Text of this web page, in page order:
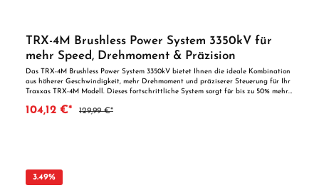
TRX-4M Brushless Power System 3350kV für
mehr Speed, Drehmoment & Präzision
Das TRX-4M Brushless Power System 3350kV bietet Ihnen die ideale Kombination
aus höherer Geschwindigkeit, mehr Drehmoment und präziserer Steuerung für Ihr
Traxxas TRX-4M Modell. Dieses fortschrittliche System sorgt für bis zu 50% mehr
Kletterleistung. Mit dem neuen Brushless Outrunner Motor und dem ECM Regler
Leistungsbereich: Bis zu 50% mehr Geschwindigkeit und höheres Drehmoment im
Vergleich zu Bürstenmotoren. · Integrierter 3-Kanal-Empfänger: Kompatibel mit
104,12 €* 129,99 €*
3.49%